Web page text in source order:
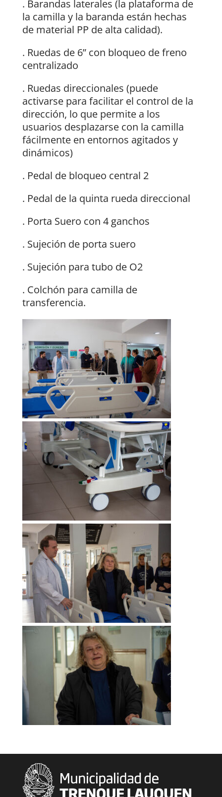
. Barandas laterales (la plataforma de
la camilla y la baranda están hechas
de material PP de alta calidad).
. Ruedas de 6” con bloqueo de freno
centralizado
. Ruedas direccionales (puede
activarse para facilitar el control de la
dirección, lo que permite a los
usuarios desplazarse con la camilla
fácilmente en entornos agitados y
dinámicos)
. Pedal de bloqueo central 2
. Pedal de la quinta rueda direccional
. Porta Suero con 4 ganchos
. Sujeción de porta suero
. Sujeción para tubo de O2
. Colchón para camilla de
transferencia.